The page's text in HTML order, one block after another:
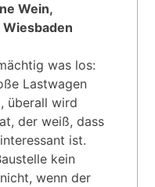
Wein,
was los:
Lastwagen
überall wird
der weiß, dass
ist.
kein
wenn der